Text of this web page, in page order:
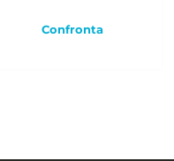
Confronta